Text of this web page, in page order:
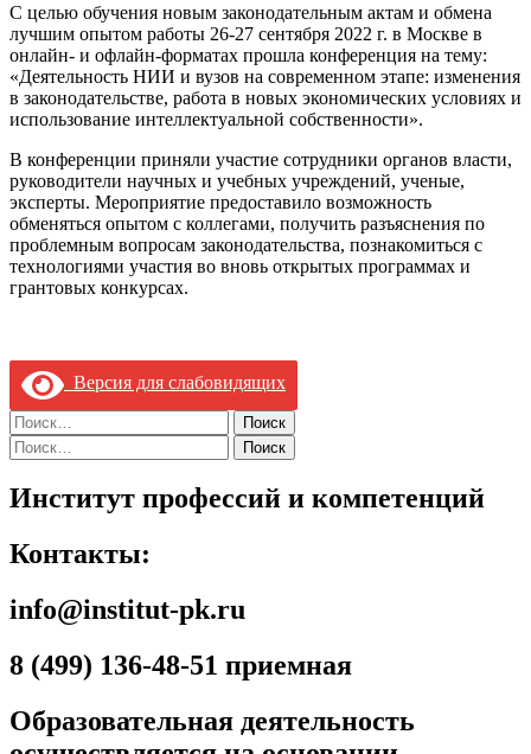
С целью обучения новым законодательным актам и обмена
лучшим опытом работы 26-27 сентября 2022 г. в Москве в
онлайн- и офлайн-форматах прошла конференция на тему:
«Деятельность НИИ и вузов на современном этапе: изменения
в законодательстве, работа в новых экономических условиях и
использование интеллектуальной собственности».
В конференции приняли участие сотрудники органов власти,
руководители научных и учебных учреждений, ученые,
эксперты. Мероприятие предоставило возможность
обменяться опытом с коллегами, получить разъяснения по
проблемным вопросам законодательства, познакомиться с
технологиями участия во вновь открытых программах и
грантовых конкурсах.
Версия для слабовидящих
Найти:
Найти:
Институт профессий и компетенций
Контакты:
info@institut-pk.ru
8 (499) 136-48-51 приемная
Образовательная деятельность